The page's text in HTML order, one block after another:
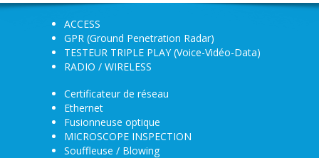
ACCESS
GPR (Ground Penetration Radar)
TESTEUR TRIPLE PLAY (Voice-Vidéo-Data)
RADIO / WIRELESS
Certificateur de réseau
Ethernet
Fusionneuse optique
MICROSCOPE INSPECTION
Souffleuse / Blowing